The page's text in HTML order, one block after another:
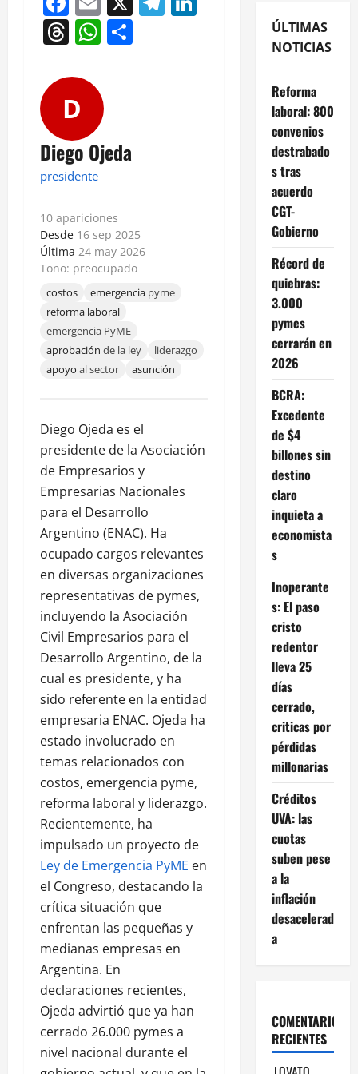
Threads
WhatsApp
D
Diego Ojeda
presidente
10 apariciones
Desde 16 sep 2025
Última 24 may 2026
Tono: preocupado
costos emergencia pyme
reforma laboral
emergencia PyME
aprobación de la ley
liderazgo
apoyo al sector asunción
Diego Ojeda es el
presidente de la Asociación
de Empresarios y
Empresarias Nacionales
para el Desarrollo
Argentino (ENAC). Ha
ocupado cargos relevantes
en diversas organizaciones
representativas de pymes,
incluyendo la Asociación
Civil Empresarios para el
Desarrollo Argentino, de la
cual es presidente, y ha
sido referente en la entidad
empresaria ENAC. Ojeda ha
estado involucrado en
temas relacionados con
costos, emergencia pyme,
reforma laboral y liderazgo.
Recientemente, ha
impulsado un proyecto de
Ley de Emergencia PyME en
el Congreso, destacando la
crítica situación que
enfrentan las pequeñas y
medianas empresas en
Argentina. En
declaraciones recientes,
Ojeda advirtió que ya han
cerrado 26.000 pymes a
nivel nacional durante el
ÚLTIMAS
NOTICIAS
Reforma
laboral: 800
convenios
destrabado
s tras
acuerdo
CGT-
Gobierno
Récord de
quiebras:
3.000
pymes
cerrarán en
2026
BCRA:
Excedente
de $4
billones sin
destino
claro
inquieta a
economista
s
Inoperante
s: El paso
cristo
redentor
lleva 25
días
cerrado,
criticas por
pérdidas
millonarias
Créditos
UVA: las
cuotas
suben pese
a la
inflación
desacelerad
a
COMENTARIOS
RECIENTES